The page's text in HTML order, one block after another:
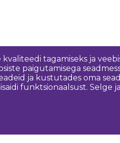
tagamiseks ja
paigutamisega
ja kustutades oma
funktsionaalsust. Selge